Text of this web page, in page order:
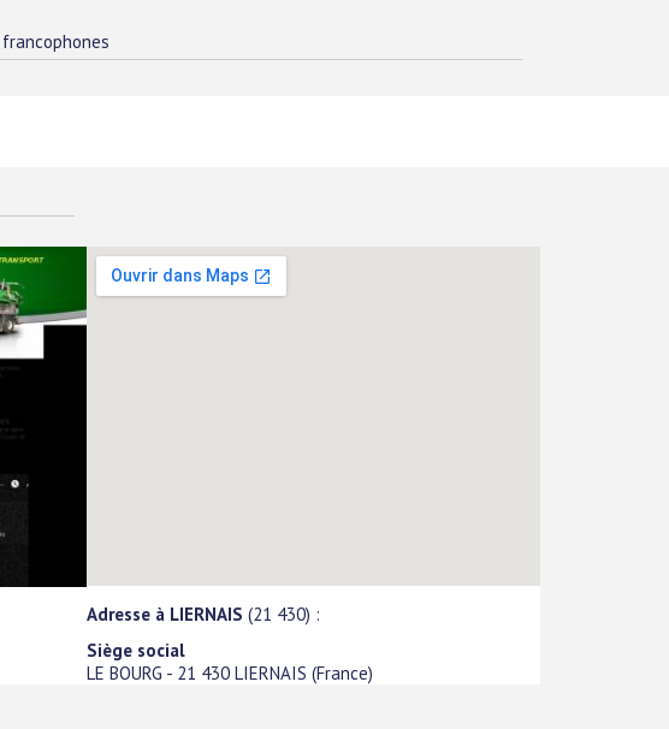
Adresse à LIERNAIS (21 430) :
Siège social
LE BOURG - 21 430 LIERNAIS (France)